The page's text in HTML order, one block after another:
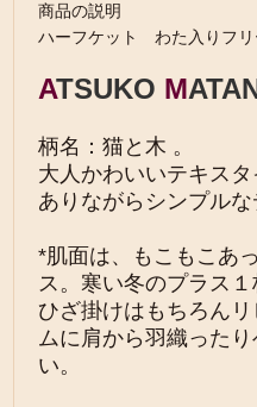
商品の説明
ハーフケット わた入りフ
ATSUKO M
柄名：猫と木 。
大人かわいいテキス
ありながらシンプルな
*肌面は、もこもこあ
ス。寒い冬のプラス１
ひざ掛けはもちろん
ムに肩から羽織った
い。